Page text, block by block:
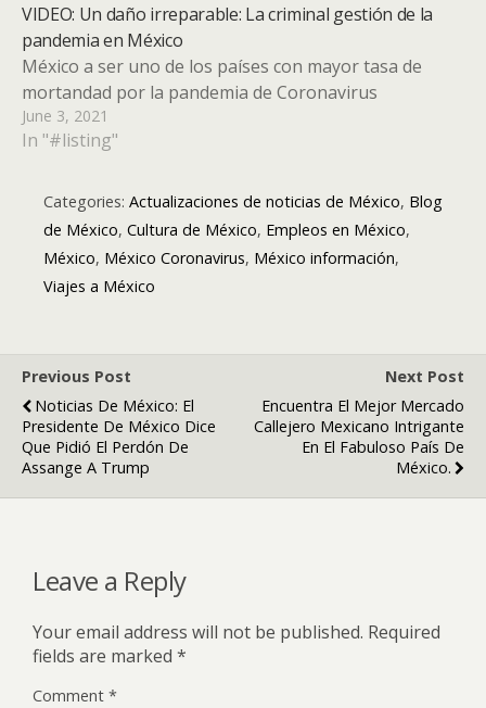
VIDEO: Un daño irreparable: La criminal gestión de la
pandemia en México
México a ser uno de los países con mayor tasa de
mortandad por la pandemia de Coronavirus
June 3, 2021
In "#listing"
Categories: Actualizaciones de noticias de México, Blog
de México, Cultura de México, Empleos en México,
México, México Coronavirus, México información,
Viajes a México
Previous Post
Noticias De México: El
Presidente De México Dice
Que Pidió El Perdón De
Assange A Trump
Next Post
Encuentra El Mejor Mercado
Callejero Mexicano Intrigante
En El Fabuloso País De
México.
Leave a Reply
Your email address will not be published. Required
fields are marked *
Comment *